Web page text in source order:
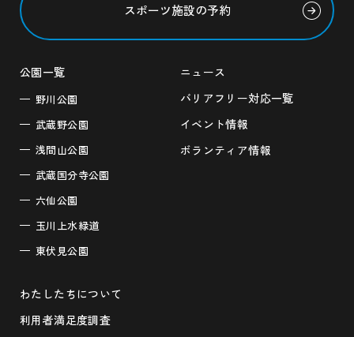
スポーツ施設の予約
公園一覧
野川公園
武蔵野公園
浅間山公園
武蔵国分寺公園
六仙公園
玉川上水緑道
東伏見公園
ニュース
バリアフリー対応一覧
イベント情報
ボランティア情報
わたしたちについて
利用者満足度調査